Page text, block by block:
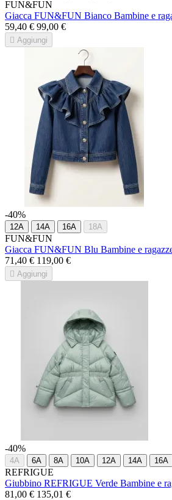
FUN&FUN
Giacca FUN&FUN Bianco Bambine e
59,40 € 99,00 €
 Aggiungi
-40%
12A 14A 16A 18A
FUN&FUN
Giacca FUN&FUN Blu Bambine e
71,40 € 119,00 €
 Aggiungi
-40%
4A 6A 8A 10A 12A 14A 16A
REFRIGUE
Giubbino REFRIGUE Verde Bambine e
81,00 € 135,01 €